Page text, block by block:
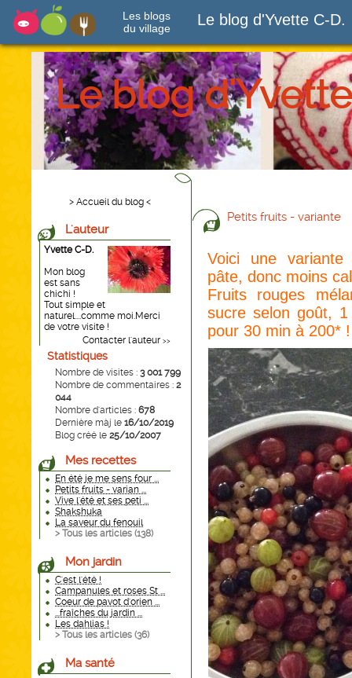
Les blogs
du village
Le blog d'Yvette C-D.
Le blog
> Accueil du blog <
L'auteur
Yvette C-D.
Mon blog
est sans
chichi !
Tout simple et
naturel....comme moi.Merci
de votre visite !
Contacter l'auteur >>
Statistiques
Nombre de visites : 3 001 799
Nombre de commentaires : 2
044
Nombre d'articles : 678
Dernière màj le 16/10/2019
Blog créé le 25/10/2007
Mes recettes
En été je me sens four ...
Petits fruits - varian ...
Vive l'été et ses peti ...
Shakshuka
La saveur du fenouil
> Tous les articles (138)
Mon jardin
C'est l'été !
Campanules et roses St ...
Coeur de pavot d'orien ...
...fraîches du jardin ...
Les dahlias !
> Tous les articles (36)
Ma santé
Petits fruits - variante
Voici une
pâte, donc moins
Fruits rouges
sucre selon goût,
pour 30 min à 200*